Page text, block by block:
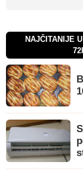
NAJČITANIJE